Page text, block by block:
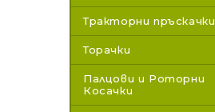
Тракторни пръскачки
Торачки
Палцови и Роторни
Косачки